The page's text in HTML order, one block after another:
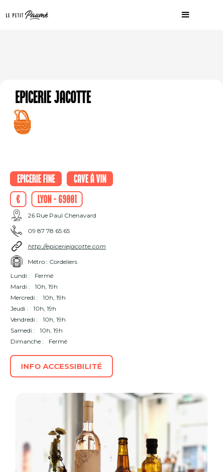
Epicerie Jacotte
Epicerie fine
Cave à vin
€
Lyon - 69001
26 Rue Paul Chenavard
09 87 78 65 65
http://epiceriejacotte.com
Métro : Cordeliers
Lundi :
Fermé
Mardi :
10h, 19h
Mercredi :
10h, 19h
Jeudi :
10h, 19h
Vendredi :
10h, 19h
Samedi :
10h, 19h
Dimanche :
Fermé
INFO ACCESSIBILITÉ